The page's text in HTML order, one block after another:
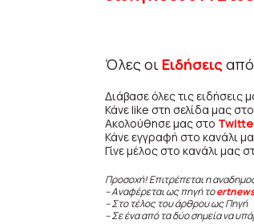
Όλες οι Ειδήσεις
Διάβασε όλες τις ειδήσεις
Κάνε like στη σελίδα μας στο
Ακολούθησε μας στο
Κάνε εγγραφή στο κανάλι
Γίνε μέλος στο κανάλι μας
Προσοχή! Επιτρέπεται η
– Αναφέρεται ως πηγή το
– Στο τέλος του άρθρου ως Πηγή
– Σε ένα από τα δύο σημεία να